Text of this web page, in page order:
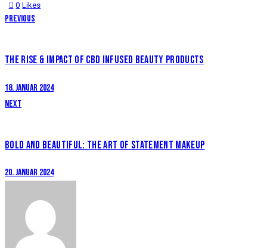
0 Likes
Previous
THE RISE & IMPACT OF CBD INFUSED BEAUTY PRODUCTS
18. Januar 2024
Next
BOLD AND BEAUTIFUL: THE ART OF STATEMENT MAKEUP
20. Januar 2024